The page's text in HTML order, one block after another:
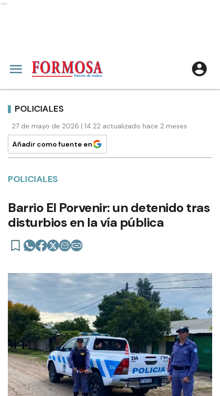
Ads
POLICIALES
27 de mayo de 2026 | 14:22 actualizado hace 2 meses
Añadir como fuente en
POLICIALES
Barrio El Porvenir: un detenido tras
disturbios en la vía pública